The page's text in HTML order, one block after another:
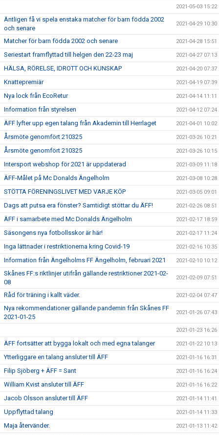
2021-05-03 15:22
Äntligen få vi spela enstaka matcher för barn födda 2002
och senare
2021-04-29 10:30
Matcher för barn födda 2002 och senare 2021-04-28 15:51
Seriestart framflyttad till helgen den 22-23 maj 2021-04-27 07:13
HÄLSA, RÖRELSE, IDROTT OCH KUNSKAP 2021-04-20 07:37
Knattepremiär 2021-04-19 07:39
Nya lock från EcoRetur 2021-04-14 11:11
Information från styrelsen 2021-04-12 07:24
ÄFF lyfter upp egen talang från Akademin till Herrlaget 2021-04-01 10:02
Årsmöte genomfört 210325 2021-03-26 10:21
Årsmöte genomfört 210325 2021-03-26 10:15
Intersport webshop för 2021 är uppdaterad 2021-03-09 11:18
ÄFF-Målet på Mc Donalds Ängelholm 2021-03-08 10:28
STÖTTA FÖRENINGSLIVET MED VARJE KÖP 2021-03-05 09:01
Dags att putsa era fönster? Samtidigt stöttar du ÄFF! 2021-02-26 08:51
ÄFF i samarbete med Mc Donalds Ängelholm 2021-02-17 18:59
Säsongens nya fotbollsskor är här! 2021-02-17 11:24
Inga lättnader i restriktionerna kring Covid-19 2021-02-16 10:35
Information från Ängelholms FF Ängelholm, februari 2021 2021-02-10 10:12
Skånes FF:s riktlinjer utifrån gällande restriktioner 2021-02-
08
2021-02-09 07:51
Råd för träning i kallt väder. 2021-02-04 07:47
Nya rekommendationer gällande pandemin från Skånes FF
2021-01-25
2021-01-26 07:43
2021-01-23 16:26
ÄFF fortsätter att bygga lokalt och med egna talanger 2021-01-22 10:13
Ytterliggare en talang ansluter till ÄFF 2021-01-16 16:31
Filip Sjöberg + ÄFF = Sant 2021-01-16 16:24
William Kvist ansluter till ÄFF 2021-01-16 16:22
Jacob Olsson ansluter till ÄFF 2021-01-14 11:41
Uppflyttad talang 2021-01-14 11:33
Maja återvänder. 2021-01-13 11:42